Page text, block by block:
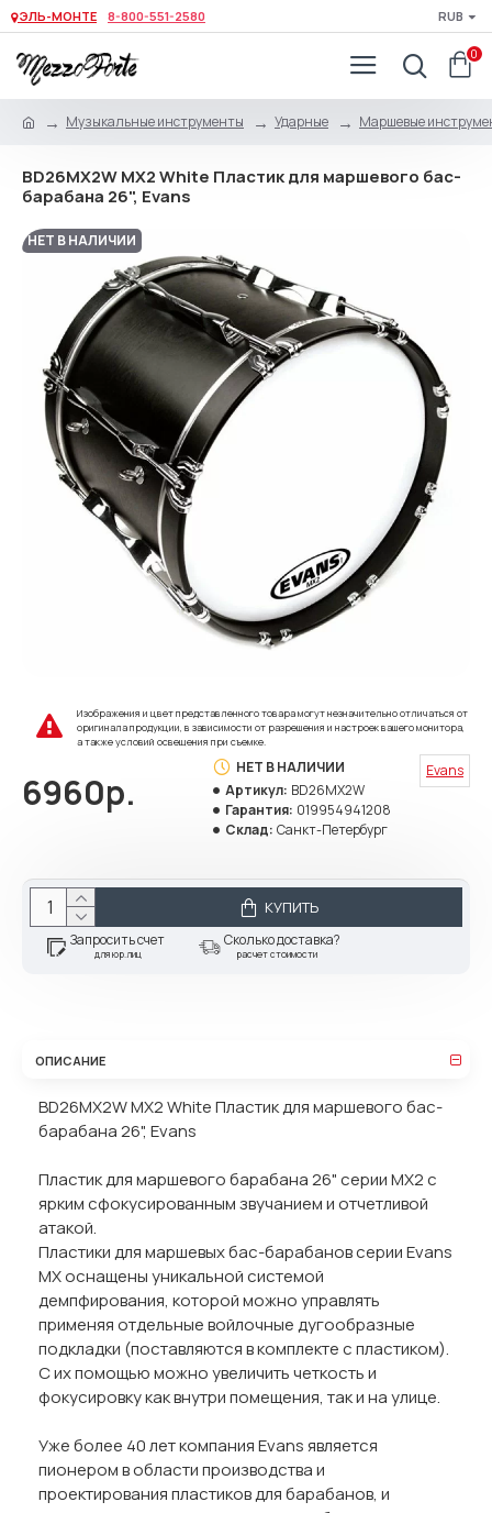
ЭЛЬ-МОНТЕ 8-800-551-2580 RUB
0
Музыкальные инструменты Ударные Маршевые
BD26MX2W MX2 White Пластик для маршевого бас-
барабана 26", Evans
НЕТ В НАЛИЧИИ
Изображения и цвет представленного товара могут незначительно отличаться от
оригинала продукции, в зависимости от разрешения и настроек вашего монитора,
а также условий освещения при съемке.
6960р.
НЕТ В НАЛИЧИИ
Артикул: BD26MX2W
Гарантия: 019954941208
Склад: Санкт-Петербург
Evans
КУПИТЬ
Запросить счет
для юр.лиц
Сколько доставка?
расчет стоимости
ОПИСАНИЕ
BD26MX2W MX2 White Пластик для маршевого бас-
барабана 26", Evans
Пластик для маршевого барабана 26" серии MX2 с
ярким сфокусированным звучанием и отчетливой
атакой.
Пластики для маршевых бас-барабанов серии Evans
MX оснащены уникальной системой
демпфирования, которой можно управлять
применяя отдельные войлочные дугообразные
подкладки (поставляются в комплекте с пластиком).
С их помощью можно увеличить четкость и
фокусировку как внутри помещения, так и на улице.
Уже более 40 лет компания Evans является
пионером в области производства и
проектирования пластиков для барабанов, и